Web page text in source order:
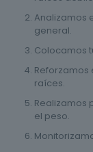
Analizamos
general.
Colocamos
Reforzamos
raíces.
Realizamos
el peso.